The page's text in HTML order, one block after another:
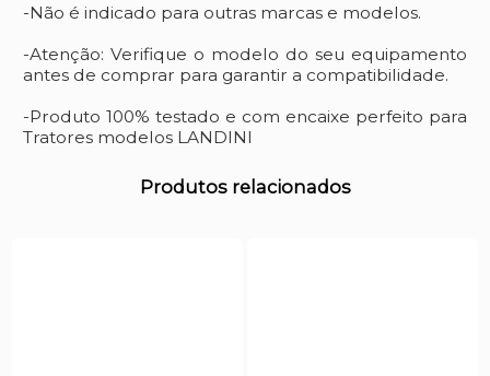
-Não é indicado para outras marcas e modelos.
-Atenção: Verifique o modelo do seu equipamento
antes de comprar para garantir a compatibilidade.
-Produto 100% testado e com encaixe perfeito para
Tratores modelos LANDINI
Produtos relacionados